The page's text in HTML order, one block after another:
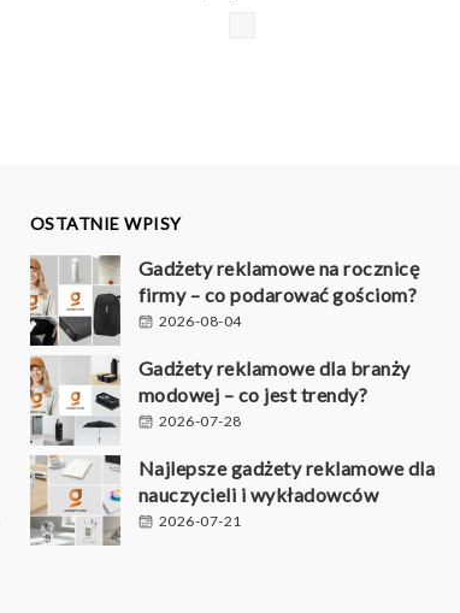
OSTATNIE WPISY
Gadżety reklamowe na rocznicę
firmy – co podarować gościom?
2026-08-04
Gadżety reklamowe dla branży
modowej – co jest trendy?
2026-07-28
Najlepsze gadżety reklamowe dla
nauczycieli i wykładowców
2026-07-21